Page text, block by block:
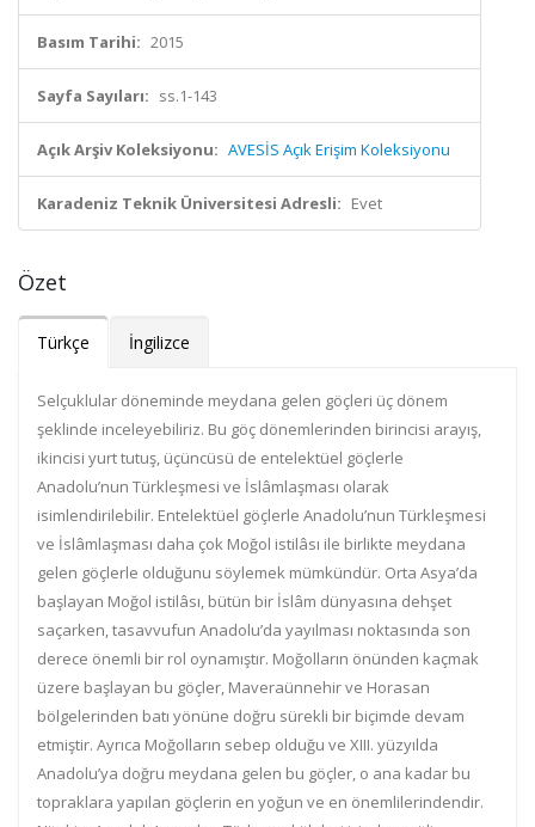
Basım Tarihi: 2015
Sayfa Sayıları: ss.1-143
Açık Arşiv Koleksiyonu: AVESİS Açık Erişim Koleksiyonu
Karadeniz Teknik Üniversitesi Adresli: Evet
Özet
Türkçe İngilizce
Selçuklular döneminde meydana gelen göçleri üç dönem
şeklinde inceleyebiliriz. Bu göç dönemlerinden birincisi arayış,
ikincisi yurt tutuş, üçüncüsü de entelektüel göçlerle
Anadolu’nun Türkleşmesi ve İslâmlaşması olarak
isimlendirilebilir. Entelektüel göçlerle Anadolu’nun Türkleşmesi
ve İslâmlaşması daha çok Moğol istilâsı ile birlikte meydana
gelen göçlerle olduğunu söylemek mümkündür. Orta Asya’da
başlayan Moğol istilâsı, bütün bir İslâm dünyasına dehşet
saçarken, tasavvufun Anadolu’da yayılması noktasında son
derece önemli bir rol oynamıştır. Moğolların önünden kaçmak
üzere başlayan bu göçler, Maveraünnehir ve Horasan
bölgelerinden batı yönüne doğru sürekli bir biçimde devam
etmiştir. Ayrıca Moğolların sebep olduğu ve XIII. yüzyılda
Anadolu’ya doğru meydana gelen bu göçler, o ana kadar bu
topraklara yapılan göçlerin en yoğun ve en önemlilerindendir.